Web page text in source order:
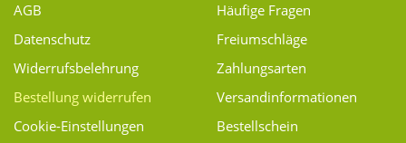
AGB
Datenschutz
Widerrufsbelehrung
Bestellung widerrufen
Cookie-Einstellungen
Häufige Fragen
Freiumschläge
Zahlungsarten
Versand­informationen
Bestellschein